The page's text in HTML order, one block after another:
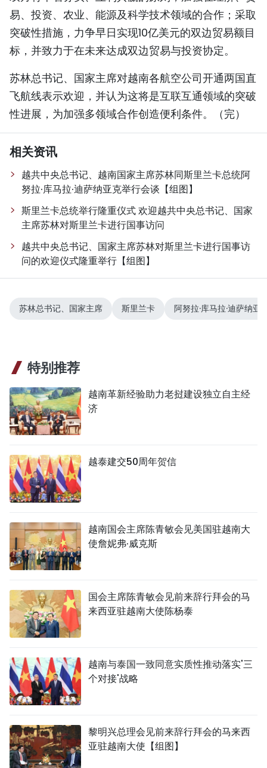
易、投资、农业、能源及科学技术领域的合作；采取
突破性措施，力争早日实现10亿美元的双边贸易额目
标，并致力于在未来达成双边贸易与投资协定。
苏林总书记、国家主席对越南各航空公司开通两国直
飞航线表示欢迎，并认为这将是互联互通领域的突破
性进展，为加强多领域合作创造便利条件。（完）
相关资讯
越共中央总书记、越南国家主席苏林同斯里兰卡总统阿
努拉·库马拉·迪萨纳亚克举行会谈【组图】
斯里兰卡总统举行隆重仪式 欢迎越共中央总书记、国家
主席苏林对斯里兰卡进行国事访问
越共中央总书记、国家主席苏林对斯里兰卡进行国事访
问的欢迎仪式隆重举行【组图】
苏林总书记、国家主席 斯里兰卡 阿努拉·库马拉·迪萨纳亚
特别推荐
越南革新经验助力老挝建设独立自主经
济
越泰建交50周年贺信
越南国会主席陈青敏会见美国驻越南大
使詹妮弗·威克斯
国会主席陈青敏会见前来辞行拜会的马
来西亚驻越南大使陈杨泰
越南与泰国一致同意实质性推动落实'三
个对接'战略
黎明兴总理会见前来辞行拜会的马来西
亚驻越南大使【组图】